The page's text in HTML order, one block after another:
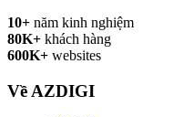
10+ năm kinh nghiệm
80K+ khách hàng
600K+ websites
Về AZDIGI